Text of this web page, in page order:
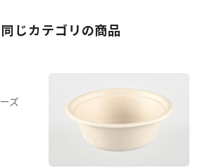
じカテゴリの商品
ズ